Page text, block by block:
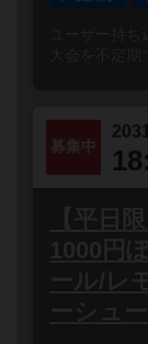
ユーザー持
大会を不定期
募集中
2031
【平日
1000円
ール/レ
ーシュ